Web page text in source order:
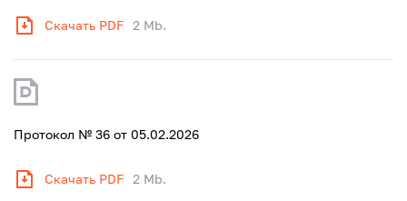
Скачать PDF 2 Mb.
Протокол № 36 от 05.02.2026
Скачать PDF 2 Mb.